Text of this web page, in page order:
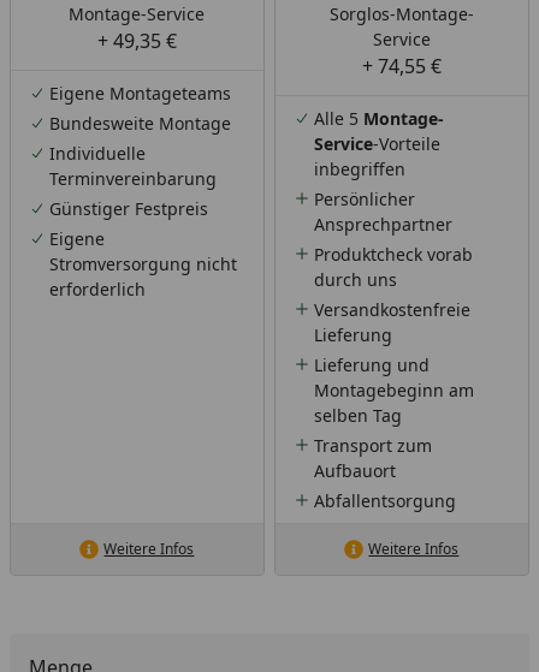
Montage-Service
+ 49,35 €
Eigene Montageteams
Bundesweite Montage
Individuelle
Terminvereinbarung
Günstiger Festpreis
Eigene
Stromversorgung nicht
erforderlich
Weitere Infos
Sorglos-Montage-
Service
+ 74,55 €
Alle 5 Montage-
Service-Vorteile
inbegriffen
Persönlicher
Ansprechpartner
Produktcheck vorab
durch uns
Versandkostenfreie
Lieferung
Lieferung und
Montagebeginn am
selben Tag
Transport zum
Aufbauort
Abfallentsorgung
Weitere Infos